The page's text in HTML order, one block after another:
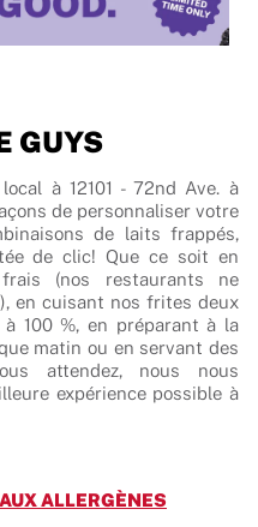
GUYS
à 12101 - 72nd Ave. à
de personnaliser votre
de laits frappés,
de clic! Que ce soit en
(nos restaurants ne
en cuisant nos frites deux
100 %, en préparant à la
matin ou en servant des
attendez, nous nous
expérience possible à
IN NEW TAB
ALLERGÈNES